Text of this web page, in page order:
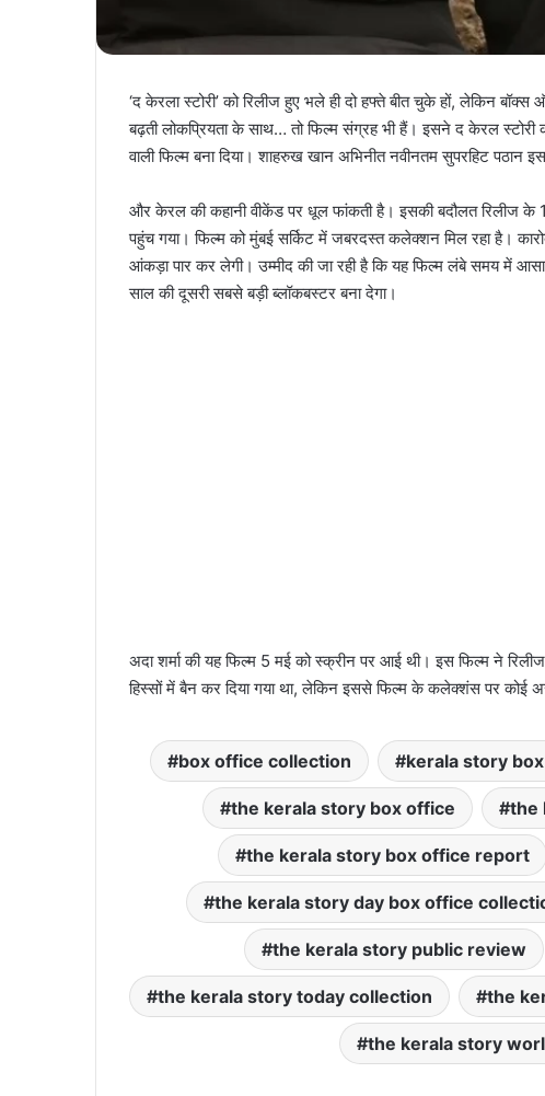
‘द केरला स्टोरी’ को रिलीज हुए भले ही दो हफ्ते बीत चुके हों, लेकिन
बढ़ती लोकप्रियता के साथ… तो फिल्म संग्रह भी हैं। इसने द केरल
वाली फिल्म बना दिया। शाहरुख खान अभिनीत नवीनतम सुपरहिट पठान
और केरल की कहानी वीकेंड पर धूल फांकती है। इसकी बदौलत रिलीज के
पहुंच गया। फिल्म को मुंबई सर्किट में जबरदस्त कलेक्शन मिल रहा है।
आंकड़ा पार कर लेगी। उम्मीद की जा रही है कि यह फिल्म लंबे समय में
साल की दूसरी सबसे बड़ी ब्लॉकबस्टर बना देगा।
अदा शर्मा की यह फिल्म 5 मई को स्क्रीन पर आई थी। इस फिल्म ने
हिस्सों में बैन कर दिया गया था, लेकिन इससे फिल्म के कलेक्शंस पर कोई
box office collection kerala story
the kerala story box office the
the kerala story box office report
the kerala story day box office
the kerala story public review
the kerala story today collection the
the kerala story